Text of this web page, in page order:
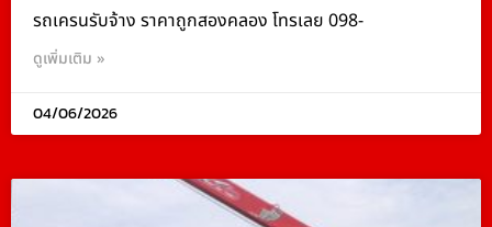
รถเครนรับจ้าง ราคาถูกสองคลอง โทรเลย 098-
ดูเพิ่มเติม »
04/06/2026